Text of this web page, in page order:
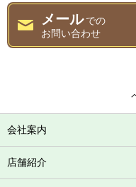
メール での
お問い合わせ
会社案内
店舗紹介